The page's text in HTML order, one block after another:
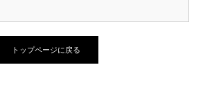
トップページに戻る